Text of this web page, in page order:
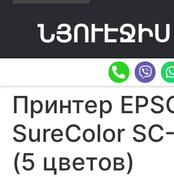
Принтер
SureColor
(5 цветов)